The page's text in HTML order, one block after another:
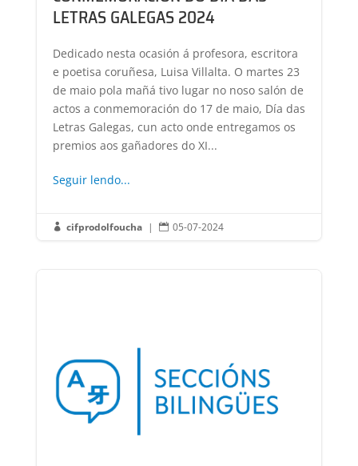
LETRAS GALEGAS 2024
Dedicado nesta ocasión á profesora, escritora
e poetisa coruñesa, Luisa Villalta. O martes 23
de maio pola mañá tivo lugar no noso salón de
actos a conmemoración do 17 de maio, Día das
Letras Galegas, cun acto onde entregamos os
premios aos gañadores do XI...
Seguir lendo...
 cifprodolfoucha |  05-07-2024